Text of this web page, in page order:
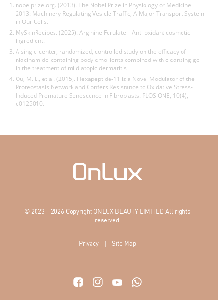
nobelprize.org. (2013). The Nobel Prize in Physiology or Medicine
2013: Machinery Regulating Vesicle Traffic, A Major Transport System
in Our Cells.
MySkinRecipes. (2025). Arginine Ferulate – Anti-oxidant cosmetic
ingredient.
A single-center, randomized, controlled study on the efficacy of
niacinamide-containing body emollients combined with cleansing gel
in the treatment of mild atopic dermatitis
Ou, M. L., et al. (2015). Hexapeptide-11 is a Novel Modulator of the
Proteostasis Network and Confers Resistance to Oxidative Stress-
Induced Premature Senescence in Fibroblasts. PLOS ONE, 10(4),
e0125010.
© 2023 - 2026 Copyright ONLUX BEAUTY LIMITED All rights
reserved
Privacy | Site Map